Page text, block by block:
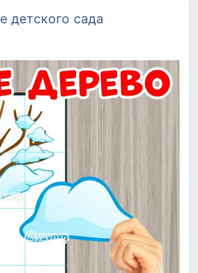
детского сада